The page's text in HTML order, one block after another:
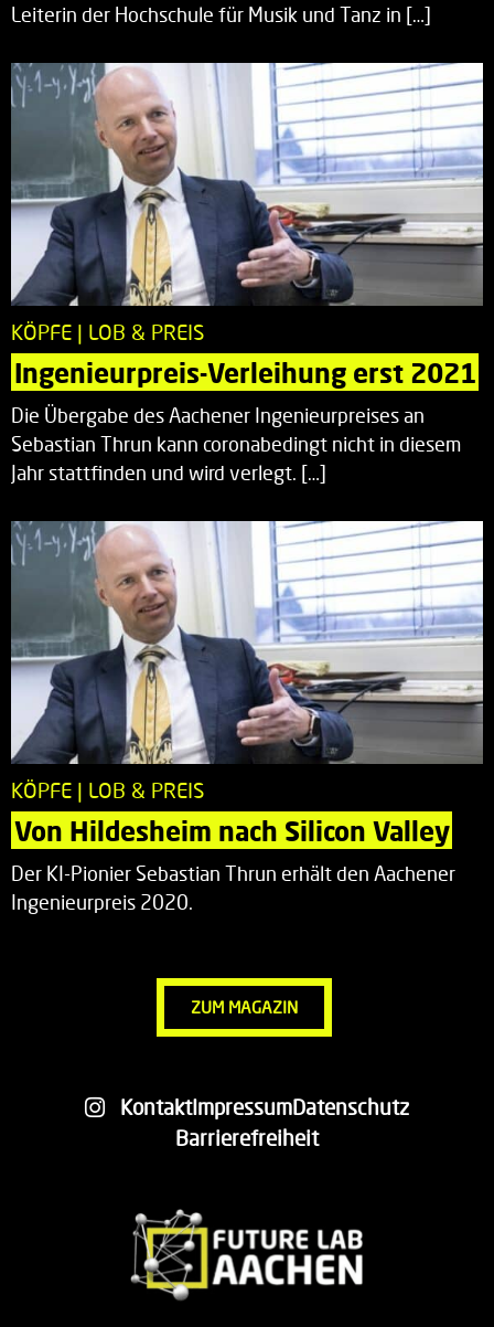
Leiterin der Hochschule für Musik und Tanz in […]
KÖPFE | LOB & PREIS
Ingenieurpreis-Verleihung erst 2021
Die Übergabe des Aachener Ingenieurpreises an
Sebastian Thrun kann coronabedingt nicht in diesem
Jahr stattfinden und wird verlegt. […]
KÖPFE | LOB & PREIS
Von Hildesheim nach Silicon Valley
Der KI-Pionier Sebastian Thrun erhält den Aachener
Ingenieurpreis 2020.
ZUM MAGAZIN
KontaktImpressumDatenschutz
Barrierefreiheit